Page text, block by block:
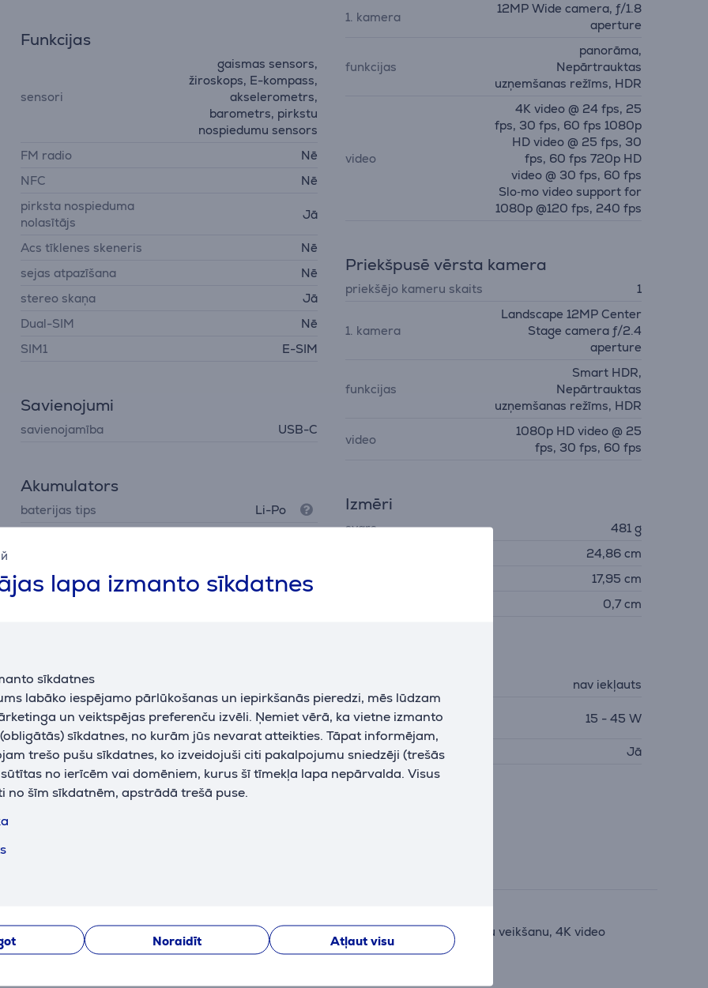
lapa izmanto sīkdatnes
sīkdatnes
labāko iespējamo pārlūkošanas un iepirkšanās pieredzi, mēs lūdzam
un veiktspējas preferenču izvēli. Ņemiet vērā, ka vietne izmanto
sīkdatnes, no kurām jūs nevarat atteikties. Tāpat informējam,
trešo pušu sīkdatnes, ko izveidojuši citi pakalpojumu sniedzēji (trešās
sūtītas no ierīcēm vai domēniem, kurus šī tīmekļa lapa nepārvalda. Visus
no šīm sīkdatnēm, apstrādā trešā puse.
Noraidīt Atļaut visu
Funkcijas
sensori
gaismas sensors,
žiroskops, E-kompass,
akselerometrs,
barometrs, pirkstu
nospiedumu sensors
FM radio
Nē
NFC
Nē
pirksta nospieduma
nolasītājs
Jā
Acs tīklenes skeneris
Nē
sejas atpazīšana
Nē
stereo skaņa
Jā
Dual-SIM
Nē
SIM1
E-SIM
Savienojumi
savienojamība USB-C
Akumulators
baterijas tips
Li-Po
Programmatūra
1. kamera
12MP Wide camera, ƒ/1.8
aperture
funkcijas
panorāma,
Nepārtrauktas
uzņemšanas režīms, HDR
video
4K video @ 24 fps, 25
fps, 30 fps, 60 fps 1080p
HD video @ 25 fps, 30
fps, 60 fps 720p HD
video @ 30 fps, 60 fps
Slo‑mo video support for
1080p @120 fps, 240 fps
Priekšpusē vērsta kamera
priekšējo kameru skaits 1
1. kamera
Landscape 12MP Center
Stage camera ƒ/2.4
aperture
funkcijas
Smart HDR,
Nepārtrauktas
uzņemšanas režīms, HDR
video
1080p HD video @ 25
fps, 30 fps, 60 fps
Izmēri
svars
481 g
24,86 cm
17,95 cm
0,7 cm
nav iekļauts
Nepieciešamā lādētāja
jauda
15 - 45 W
USB PD Jā
A16 nodrošina uzlabotu veiktspēju un energoefektivitāti, nodrošinot vairākuzdevumu veikšanu, 4K video